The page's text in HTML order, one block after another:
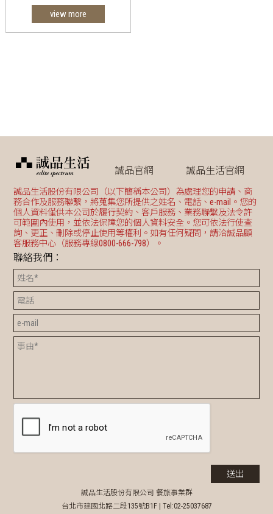
view more
誠品官網 誠品生活官網
誠品生活股份有限公司（以下簡稱本公司）為處理您的申請、商
務合作及服務聯繫，將蒐集您所提供之姓名、電話、e-mail。您的
個人資料僅供本公司於履行契約、客戶服務、業務聯繫及法令許
可範圍內使用，並依法保障您的個人資料安全。您可依法行使查
詢、更正、刪除或停止使用等權利。如有任何疑問，請洽誠品顧
客服務中心（服務專線0800-666-798）。
聯絡我們：
誠品生活股份有限公司 餐旅事業群
台北市建國北路二段135號B1F | Tel:02-25037687